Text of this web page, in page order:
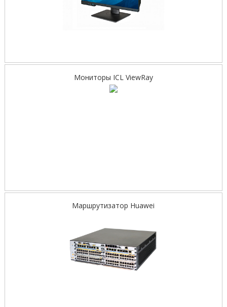
Мониторы ICL ViewRay
Маршрутизатор Huawei